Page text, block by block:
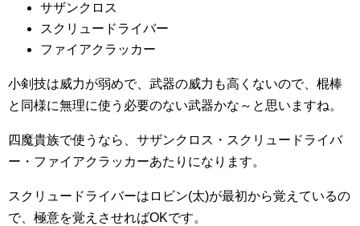
サザンクロス
スクリュードライバー
ファイアクラッカー
小剣技は威力が弱めで、武器の威力も高くないので、棍棒
と同様に無理に使う必要のない武器かな～と思いますね。
四魔貴族で使うなら、サザンクロス・スクリュードライバ
ー・ファイアクラッカーあたりになります。
スクリュードライバーはロビン(太)が最初から覚えているの
で、極意を覚えさせればOKです。